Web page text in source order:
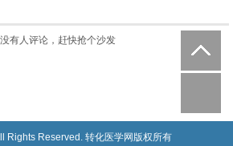
有人评论，赶快抢个沙发
Rights Reserved. 转化医学网版权所有